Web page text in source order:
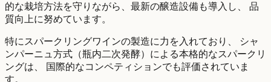
的な栽培方法を守りながら、最新の醸造設備も導入し、 品
質向上に努めています。
特にスパークリングワインの製造に力を入れており、 シャ
ンパーニュ方式（瓶内二次発酵）による本格的なスパークリ
ングは、 国際的なコンペティションでも評価されていま
す。